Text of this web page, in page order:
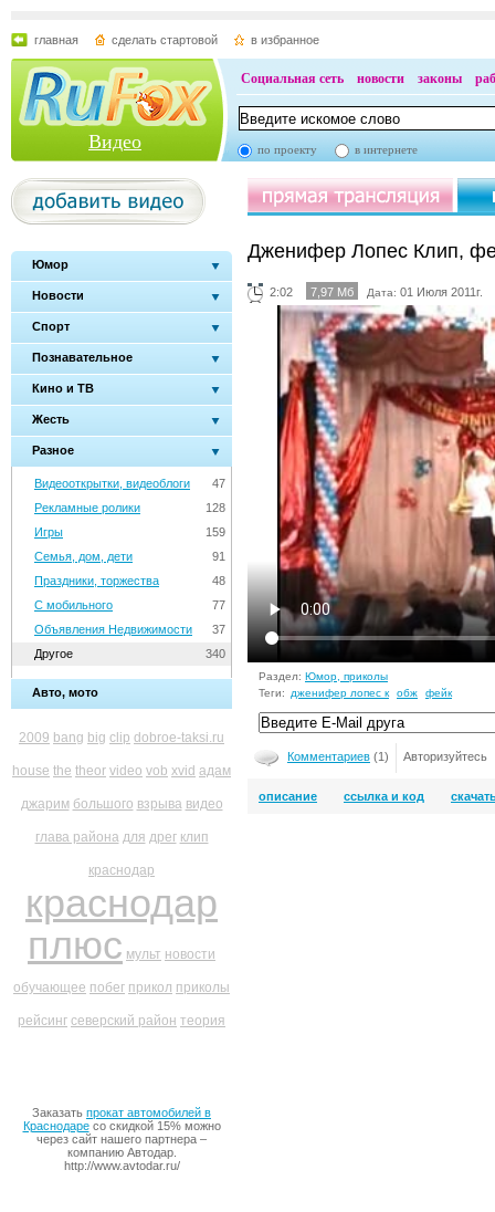
главная сделать стартовой в избранное
Видео
Социальная сеть новости законы
по проекту в интернете
Юмор
Новости
Спорт
Познавательное
Кино и ТВ
Жесть
Разное
47
Видеооткрытки, видеоблоги
128
Рекламные ролики
159
Игры
91
Семья, дом, дети
48
Праздники, торжества
77
С мобильного
37
Объявления Недвижимости
340
Другое
Авто, мото
2009 bang big clip dobroe-taksi.ru
house the theor video vob xvid адам
джарим большого взрыва видео
глава района для дрег клип
краснодар
краснодар
плюс мульт новости
обучающее побег прикол приколы
рейсинг северский район теория
Заказать прокат автомобилей в
Краснодаресо скидкой 15% можно
через сайт нашего партнера –
компанию Автодар.
http://www.avtodar.ru/
Дженифер Лопес Клип,
2:02 7,97 Мб Дата: 01 Июля 2011г.
Раздел: Юмор, приколы
Теги:
дженифер лопес к обж фейк
Комментариев (1) Авторизуйтесь
описание ссылка и код